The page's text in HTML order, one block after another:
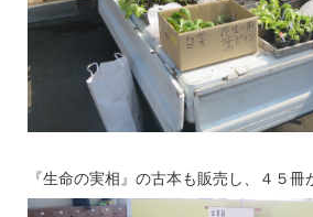
『生命の実相』の古本も販売し、４５冊